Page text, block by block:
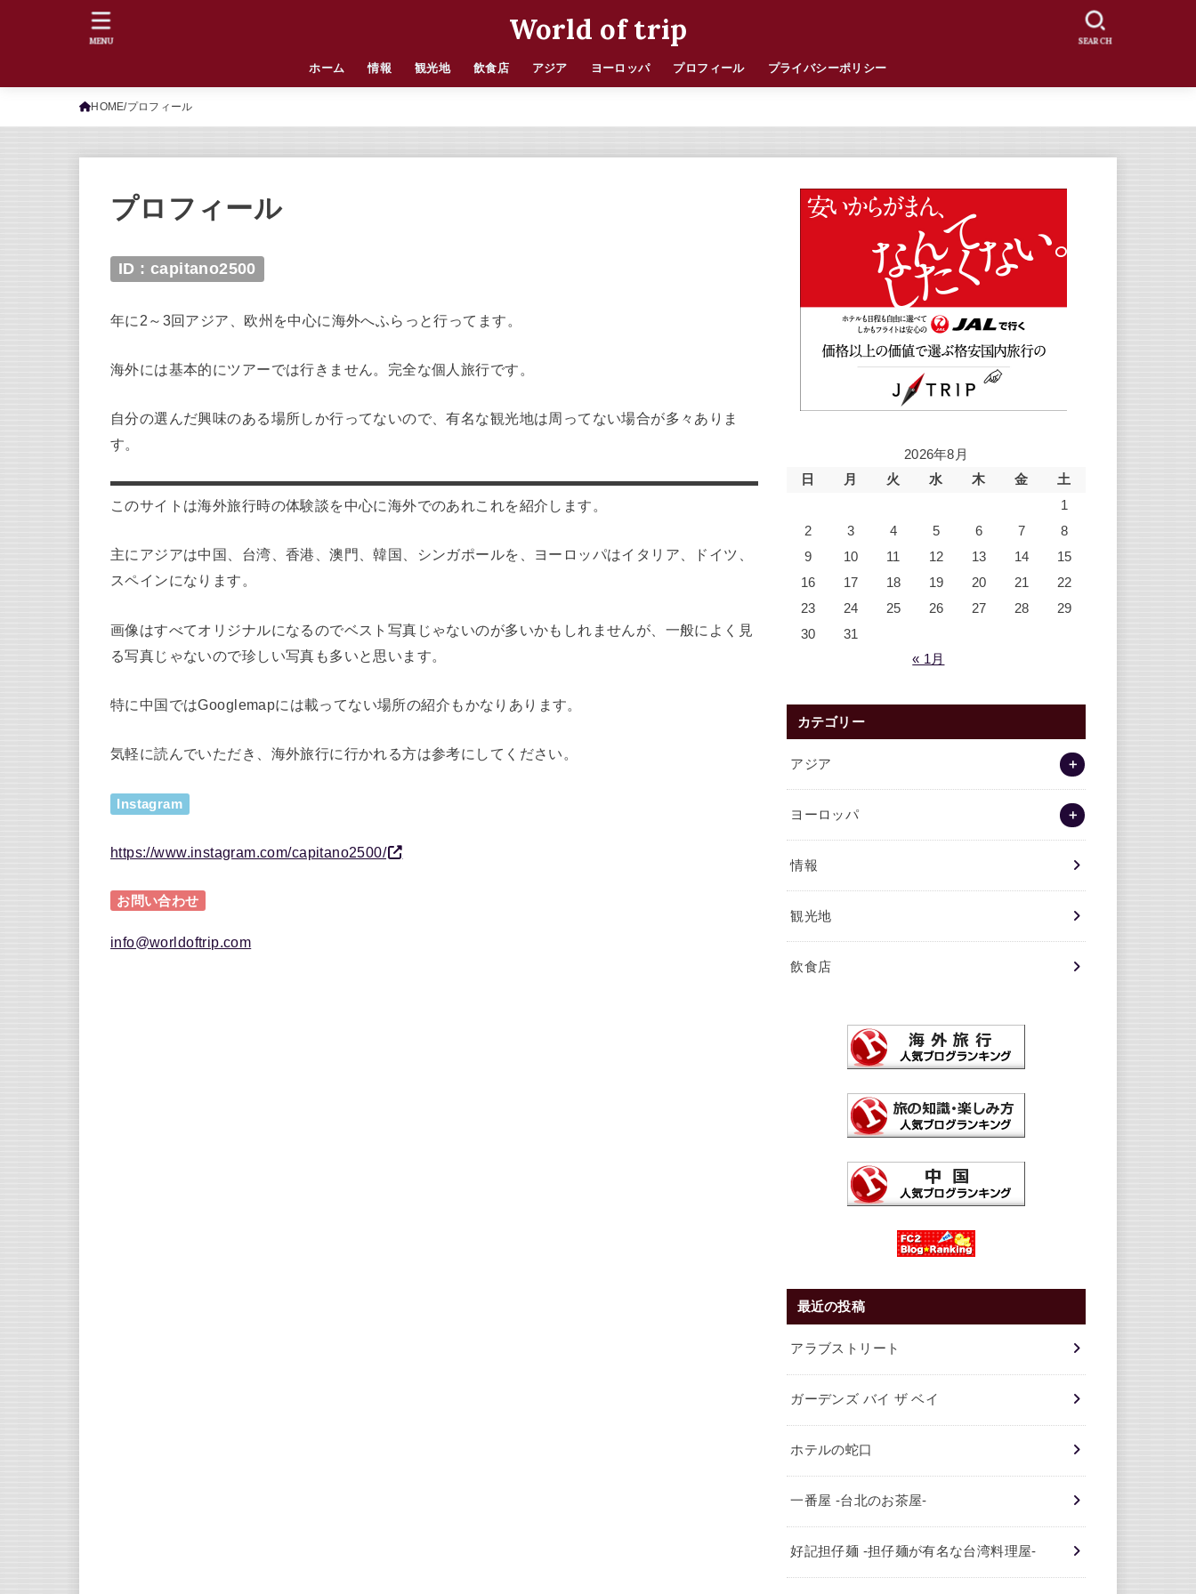
World of trip
ホーム 情報 観光地 飲食店 アジア ヨーロッパ プロフィール プライバシーポリシー
SEARCH
MENU
HOME プロフィール
プロフィール
ID : capitano2500
年に2～3回アジア、欧州を中心に海外へふらっと行ってます。
海外には基本的にツアーでは行きません。完全な個人旅行です。
自分の選んだ興味のある場所しか行ってないので、有名な観光地は周ってない場合が多々ありま
す。
このサイトは海外旅行時の体験談を中心に海外でのあれこれを紹介します。
主にアジアは中国、台湾、香港、澳門、韓国、シンガポールを、ヨーロッパはイタリア、ドイツ、
スペインになります。
画像はすべてオリジナルになるのでベスト写真じゃないのが多いかもしれませんが、一般によく見
る写真じゃないので珍しい写真も多いと思います。
特に中国ではGooglemapには載ってない場所の紹介もかなりあります。
気軽に読んでいただき、海外旅行に行かれる方は参考にしてください。
Instagram
https://www.instagram.com/capitano2500/
お問い合わせ
info@worldoftrip.com
2026年8月
日
月 火 水 木 金
土
1
2
3 4 5 6 7
8
9
10 11 12 13 14
15
16
17 18 19 20 21
22
23
24 25 26 27 28
29
30
31
« 1月
カテゴリー
アジア
ヨーロッパ
情報
観光地
飲食店
最近の投稿
アラブストリート
ガーデンズ バイ ザ ベイ
ホテルの蛇口
一番屋 -台北のお茶屋-
好記担仔麺 -担仔麺が有名な台湾料理屋-